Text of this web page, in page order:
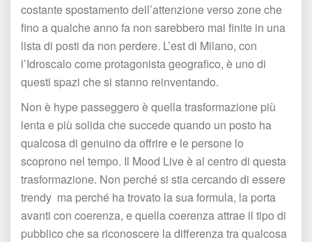
costante spostamento dell’attenzione verso zone che
fino a qualche anno fa non sarebbero mai finite in una
lista di posti da non perdere. L’est di Milano, con
l’Idroscalo come protagonista geografico, è uno di
questi spazi che si stanno reinventando.
Non è hype passeggero è quella trasformazione più
lenta e più solida che succede quando un posto ha
qualcosa di genuino da offrire e le persone lo
coprono nel tempo. Il Mood Live è al centro di questa
trasformazione. Non perché si stia cercando di essere
trendy ma perché ha trovato la sua formula, la porta
avanti con coerenza, e quella coerenza attrae il tipo di
pubblico che sa riconoscere la differenza tra qualcosa